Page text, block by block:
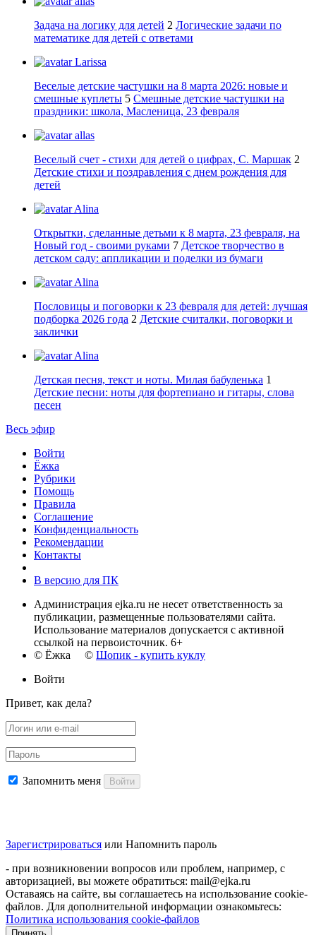
Задача на логику для детей 2 Логические задачи по
математике для детей с ответами
Larissa
Веселые детские частушки на 8 марта 2026: новые и
смешные куплеты 5 Смешные детские частушки на
праздники: школа, Масленица, 23 февраля
allas
Веселый счет - стихи для детей о цифрах, С. Маршак 2
Детские стихи и поздравления с днем рождения для
детей
Alina
Открытки, сделанные детьми к 8 марта, 23 февраля, на
Новый год - своими руками 7 Детское творчество в
детском саду: аппликации и поделки из бумаги
Alina
Пословицы и поговорки к 23 февраля для детей: лучшая
подборка 2026 года 2 Детские считалки, поговорки и
заклички
Alina
Детская песня, текст и ноты. Милая бабуленька 1
Детские песни: ноты для фортепиано и гитары, слова
песен
Весь эфир
Войти
Ёжка
Рубрики
Помощь
Правила
Соглашение
Конфиденциальность
Рекомендации
Контакты
В версию для ПК
Администрация ejka.ru не несет ответственность за
публикации, размещенные пользователями сайта.
Использование материалов допускается с активной
ссылкой на первоисточник. 6+
© Ёжка © Шопик - купить куклу
Войти
Привет, как дела?
Запомнить меня Войти
Зарегистрироваться или Напомнить пароль
- при возникновении вопросов или проблем, например, с
авторизацией, вы можете обратиться: mail@ejka.ru
Оставаясь на сайте, вы соглашаетесь на использование cookie-
файлов. Для дополнительной информации ознакомьтесь:
Политика использования cookie-файлов